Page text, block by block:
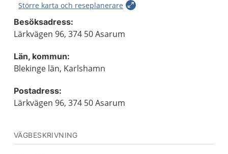
Större karta och reseplanerare
Besöksadress:
Lärkvägen 96, 374 50 Asarum
Län, kommun:
Blekinge län, Karlshamn
Postadress:
Lärkvägen 96, 374 50 Asarum
VÄGBESKRIVNING